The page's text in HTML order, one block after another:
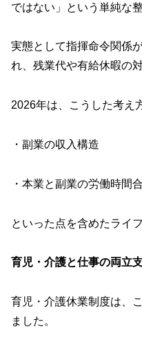
ではない」という単純な
実態として指揮命令関係
れ、残業代や有給休暇の
2026年は、こうした考え
・副業の収入構造
・本業と副業の労働時間
といった点を含めたライ
育児・介護と仕事の両立
育児・介護休業制度は、
ました。